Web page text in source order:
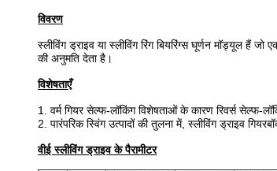
विवरण
स्लीविंग ड्राइव या स्लीविंग रिंग बियरिंग्स घूर्णन मॉड्यूल हैं
की अनुमति देता है।
विशेषताएँ
1. वर्म गियर सेल्फ-लॉकिंग विशेषताओं के कारण रिवर्स सेल्फ-
2. पारंपरिक स्विंग उत्पादों की तुलना में, स्लीविंग ड्राइव
वीई स्लीविंग ड्राइव के पैरामीटर